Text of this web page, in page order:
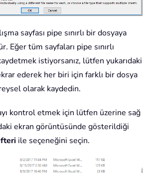
sayfası pipe sınırlı bir dosyaya
Eğer tüm sayfaları pipe sınırlı
istiyorsanız, lütfen yukarıdaki
ederek her biri için farklı bir dosya
olarak kaydedin.
kontrol etmek için lütfen üzerine sağ
ekran görüntüsünde gösterildiği
ile seçeneğini seçin.